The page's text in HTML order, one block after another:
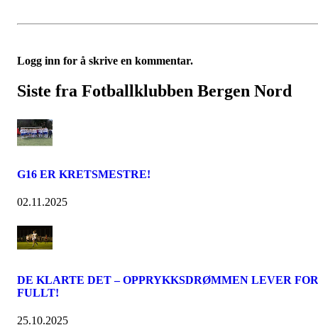
Logg inn for å skrive en kommentar.
Siste fra Fotballklubben Bergen Nord
G16 ER KRETSMESTRE!
02.11.2025
DE KLARTE DET – OPPRYKKSDRØMMEN LEVER FOR
FULLT!
25.10.2025